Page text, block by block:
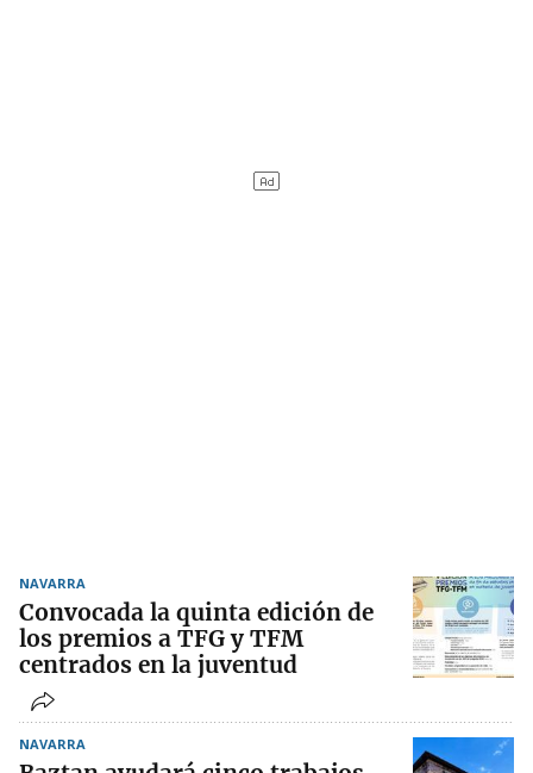
NAVARRA
Convocada la quinta edición de
los premios a TFG y TFM
centrados en la juventud
NAVARRA